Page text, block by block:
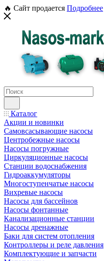
🔥 Сайт продается Подробнее
Каталог
Акции и новинки
Самовсасывающие насосы
Центробежные насосы
Насосы погружные
Циркуляционные насосы
Станции водоснабжения
Гидроаккумуляторы
Многоступенчатые насосы
Вихревые насосы
Насосы для бассейнов
Насосы фонтанные
Канализационные станции
Насосы дренажные
Баки для систем отопления
Контроллеры и реле давления
Комплектующие и запчасти